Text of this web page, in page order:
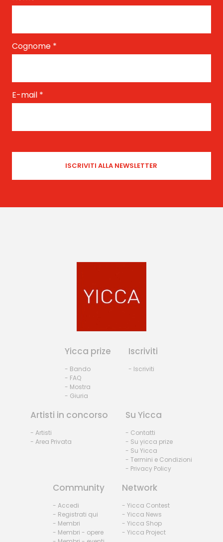
Cognome *
E-mail *
Yicca prize
- Bando
- FAQ
- Mostra
- Giuria
Iscriviti
- Iscriviti
Artisti in concorso
- Artisti
- Area Privata
Su Yicca
- Contatti
- Su yicca prize
- Su Yicca
- Termini e Condizioni
- Privacy Policy
Community
- Accedi
- Registrati qui
- Membri
- Membri - opere
Network
- Yicca Contest
- Yicca News
- Yicca Shop
- Yicca Project